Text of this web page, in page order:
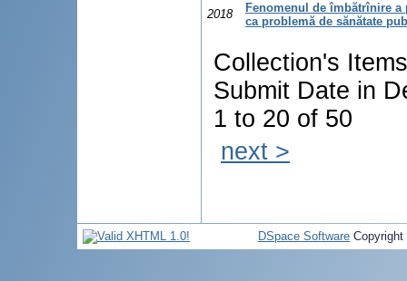
2018
Fenomenul de îmbătrînire a
ca problemă de sănătate
Collection's
Submit Date in
1 to 20 of 50
next >
DSpace Software